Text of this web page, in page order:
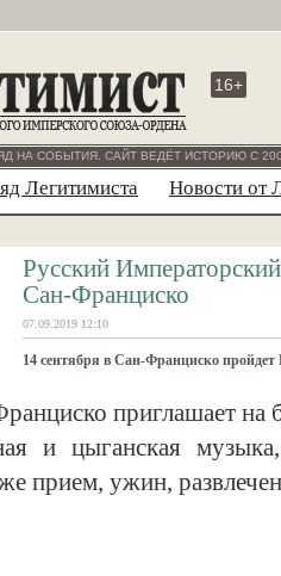
16+
НА СОБЫТИЯ. САЙТ ВЕДЁТ ИСТОРИЮ С
Легитимиста Новости от
Русский
Сан-Франциско
07.09.2019 12:10
14 сентября в Сан-Франциско
приглашает на
и цыганская
прием, ужин,